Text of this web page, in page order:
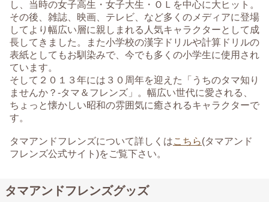
し、当時の女子高生・女子大生・ＯＬを中心に大ヒット。
その後、雑誌、映画、テレビ、など多くのメディアに登場
してより幅広い層に親しまれる人気キャラクターとして成
長してきました。また小学校の漢字ドリルや計算ドリルの
表紙としてもお馴染みで、今でも多くの小学生に使用され
ています。
そして２０１３年には３０周年を迎えた「うちのタマ知り
ませんか？-タマ＆フレンズ」。幅広い世代に愛される、
ちょっと懐かしい昭和の雰囲気に癒されるキャラクターで
す。
タマアンドフレンズについて詳しくはこちら(タマアンド
フレンズ公式サイト)をご覧下さい。
タマアンドフレンズグッズ